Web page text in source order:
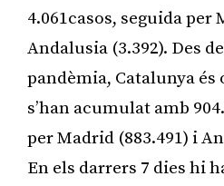
4.061casos, seguida per
Andalusia (3.392). Des
pandèmia, Catalunya és
s’han acumulat amb
per Madrid (883.491) i
En els darrers 7 dies hi